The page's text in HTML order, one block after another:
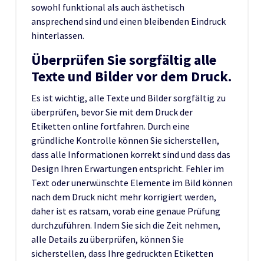
sowohl funktional als auch ästhetisch
ansprechend sind und einen bleibenden Eindruck
hinterlassen.
Überprüfen Sie sorgfältig alle
Texte und Bilder vor dem Druck.
Es ist wichtig, alle Texte und Bilder sorgfältig zu
überprüfen, bevor Sie mit dem Druck der
Etiketten online fortfahren. Durch eine
gründliche Kontrolle können Sie sicherstellen,
dass alle Informationen korrekt sind und dass das
Design Ihren Erwartungen entspricht. Fehler im
Text oder unerwünschte Elemente im Bild können
nach dem Druck nicht mehr korrigiert werden,
daher ist es ratsam, vorab eine genaue Prüfung
durchzuführen. Indem Sie sich die Zeit nehmen,
alle Details zu überprüfen, können Sie
sicherstellen, dass Ihre gedruckten Etiketten